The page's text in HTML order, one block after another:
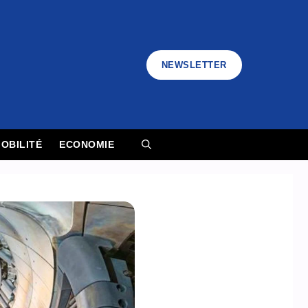
NEWSLETTER
ECONOMIE